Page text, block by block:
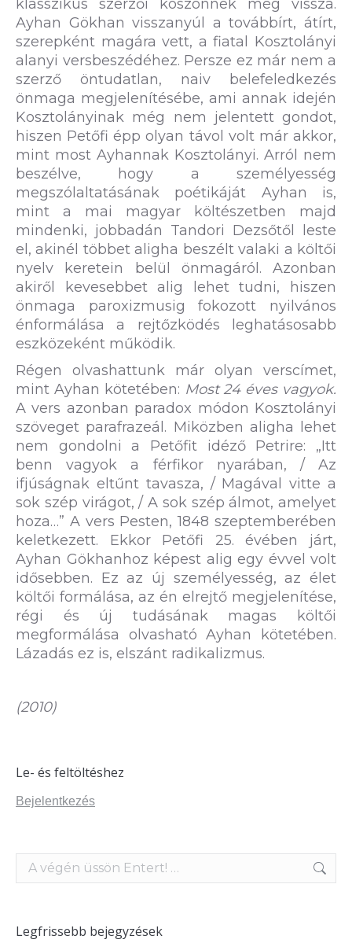
klasszikus szerzői köszönnek még vissza.
Ayhan Gökhan visszanyúl a továbbírt, átírt,
szerepként magára vett, a fiatal Kosztolányi
alanyi versbeszédéhez. Persze ez már nem a
szerző öntudatlan, naiv belefeledkezés
önmaga megjelenítésébe, ami annak idején
Kosztolányinak még nem jelentett gondot,
hiszen Petőfi épp olyan távol volt már akkor,
mint most Ayhannak Kosztolányi. Arról nem
beszélve, hogy a személyesség
megszólaltatásának poétikáját Ayhan is,
mint a mai magyar költészetben majd
mindenki, jobbadán Tandori Dezsőtől leste
el, akinél többet aligha beszélt valaki a költői
nyelv keretein belül önmagáról. Azonban
akiről kevesebbet alig lehet tudni, hiszen
önmaga paroxizmusig fokozott nyilvános
énformálása a rejtőzködés leghatásosabb
eszközeként működik.
Régen olvashattunk már olyan verscímet,
mint Ayhan kötetében: Most 24 éves vagyok.
A vers azonban paradox módon Kosztolányi
szöveget parafrazeál. Miközben aligha lehet
nem gondolni a Petőfit idéző Petrire: „Itt
benn vagyok a férfikor nyarában, / Az
ifjúságnak eltűnt tavasza, / Magával vitte a
sok szép virágot, / A sok szép álmot, amelyet
hoza…” A vers Pesten, 1848 szeptemberében
keletkezett. Ekkor Petőfi 25. évében járt,
Ayhan Gökhanhoz képest alig egy évvel volt
idősebben. Ez az új személyesség, az élet
költői formálása, az én elrejtő megjelenítése,
régi és új tudásának magas költői
megformálása olvasható Ayhan kötetében.
Lázadás ez is, elszánt radikalizmus.
(2010)
Le- és feltöltéshez
Bejelentkezés
Search:
Legfrissebb bejegyzések